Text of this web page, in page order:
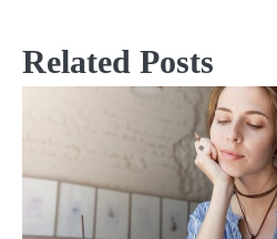
Related Posts